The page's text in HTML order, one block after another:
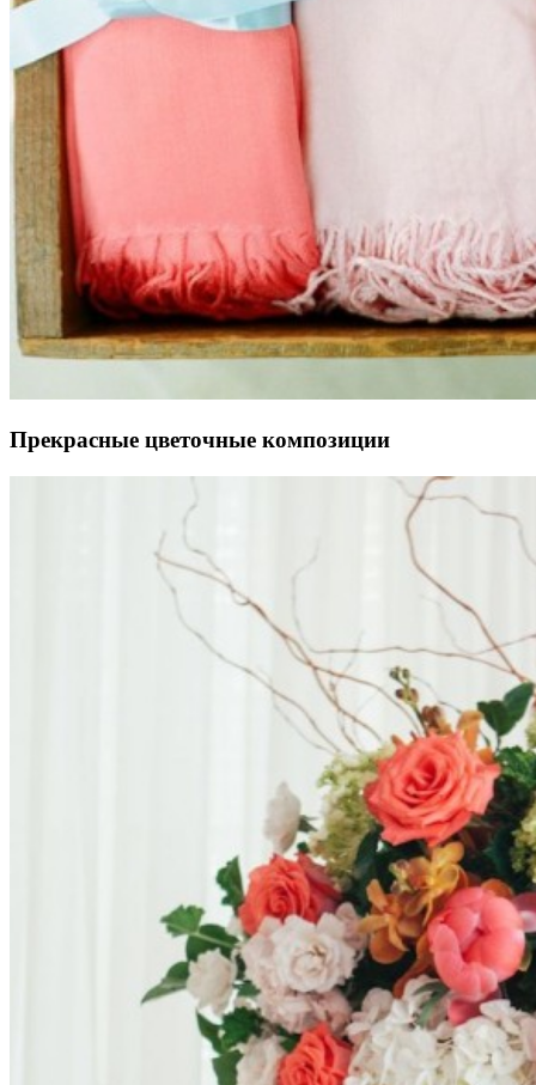
Прекрасные цветочные композиции